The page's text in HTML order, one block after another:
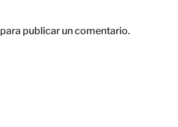
para publicar un comentario.